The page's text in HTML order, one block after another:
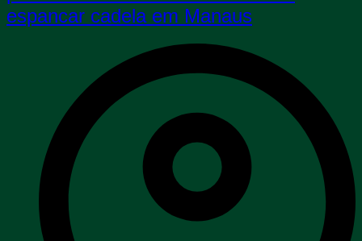
espancar cadela em Manaus